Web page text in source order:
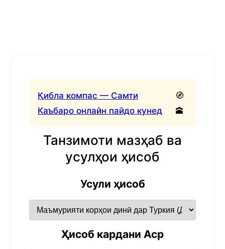
Қибла компас — Самти
Каъбаро онлайн пайдо кунед
🧭
🕋
Танзимоти мазҳаб ва
усулҳои ҳисоб
Усули ҳисоб
Ҳисоб кардани Аср